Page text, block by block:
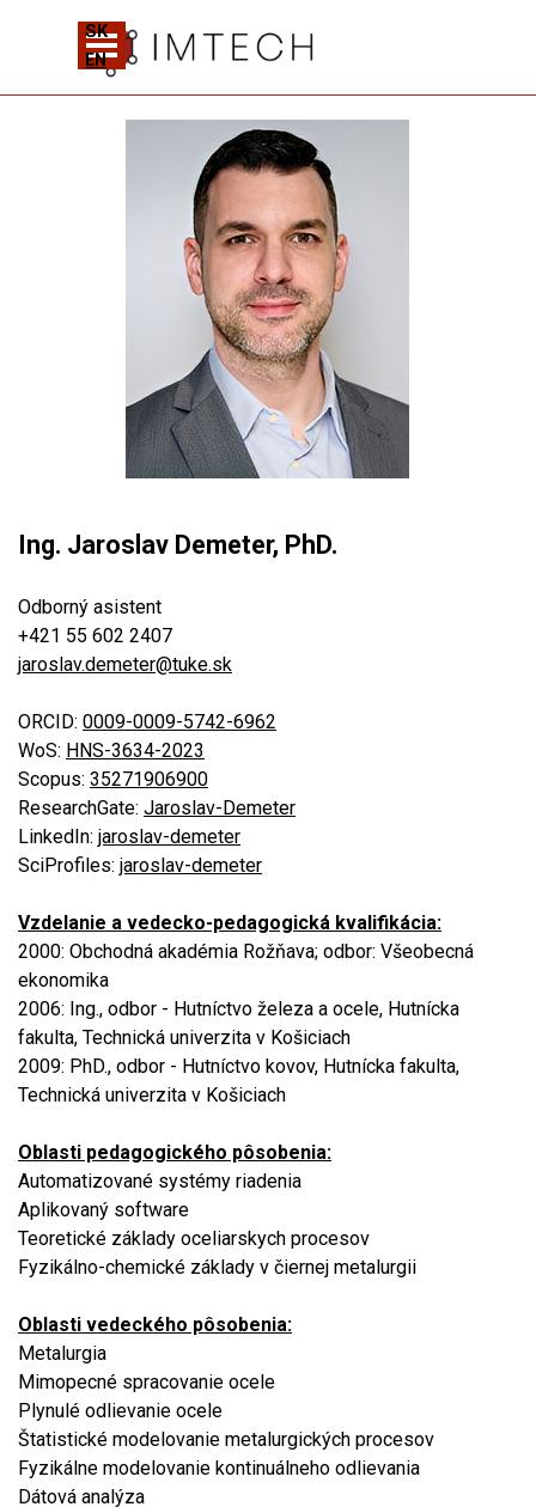
SK
EN
Preskočiť menu
Ing. Jaroslav Demeter, PhD.
Odborný asistent
+421 55 602 2407
jaroslav.demeter@tuke.sk
ORCID: 0009-0009-5742-6962
WoS: HNS-3634-2023
Scopus: 35271906900
ResearchGate: Jaroslav-Demeter
LinkedIn: jaroslav-demeter
SciProfiles: jaroslav-demeter
Vzdelanie a vedecko-pedagogická kvalifikácia:
2000: Obchodná akadémia Rožňava; odbor: Všeobecná
ekonomika
2006: Ing., odbor - Hutníctvo železa a ocele, Hutnícka
fakulta, Technická univerzita v Košiciach
2009: PhD., odbor - Hutníctvo kovov, Hutnícka fakulta,
Technická univerzita v Košiciach
Oblasti pedagogického pôsobenia:
Automatizované systémy riadenia
Aplikovaný software
Teoretické základy oceliarskych procesov
Fyzikálno-chemické základy v čiernej metalurgii
Oblasti vedeckého pôsobenia:
Metalurgia
Mimopecné spracovanie ocele
Plynulé odlievanie ocele
Štatistické modelovanie metalurgických procesov
Fyzikálne modelovanie kontinuálneho odlievania
Dátová analýza